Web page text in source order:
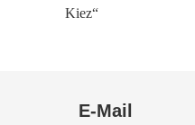
Kiez“
E-Mail